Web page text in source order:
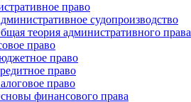
право
судопроизводство
теория административного права
право
право
право
право
финансового права